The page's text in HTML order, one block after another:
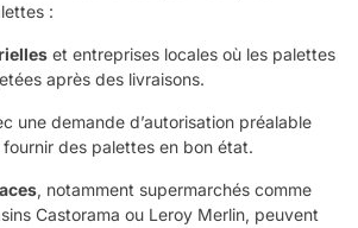
:
et entreprises locales où les palettes
après des livraisons.
une demande d’autorisation préalable
des palettes en bon état.
, notamment supermarchés comme
Castorama ou Leroy Merlin, peuvent